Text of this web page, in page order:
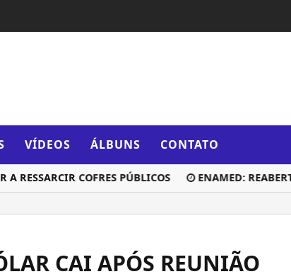
VÍDEOS ÁLBUNS CONTATO
COFRES PÚBLICOS ENAMED: REABERTO
CAI APÓS REUNIÃO